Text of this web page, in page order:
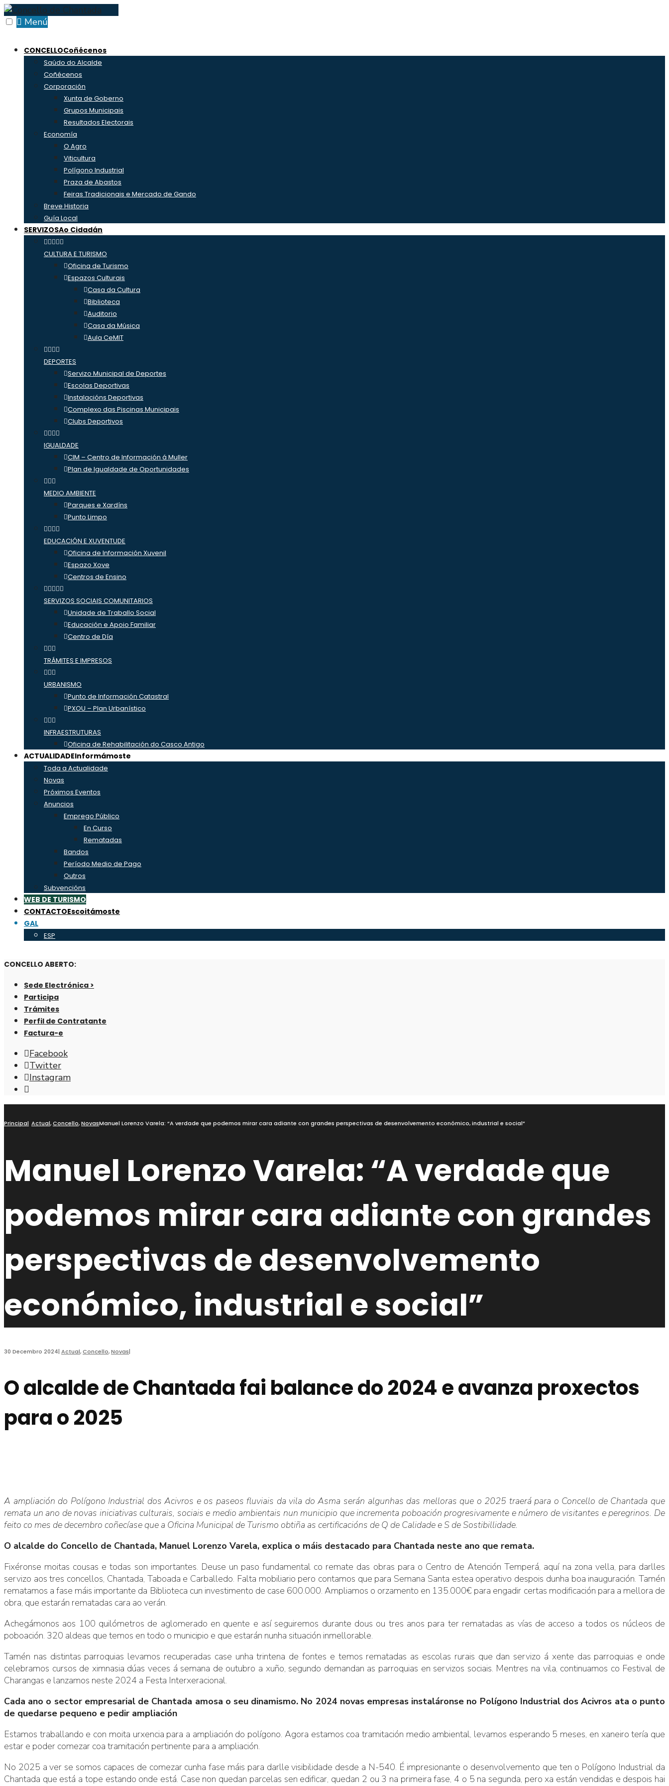
Skip
to
Menú
CONCELLOCoñécenos
Saúdo do Alcalde
Coñécenos
Corporación
Xunta de Goberno
Grupos Municipais
Resultados Electorais
Economía
O Agro
Viticultura
Polígono Industrial
Praza de Abastos
Feiras Tradicionais e Mercado de Gando
Breve Historia
Guía Local
SERVIZOSAo Cidadán
CULTURA E TURISMO
Oficina de Turismo
Espazos Culturais
Casa da Cultura
Biblioteca
Auditorio
Casa da Música
Aula CeMIT
DEPORTES
Servizo Municipal de Deportes
Escolas Deportivas
Instalacións Deportivas
Complexo das Piscinas Municipais
Clubs Deportivos
IGUALDADE
CIM – Centro de Información á Muller
Plan de Igualdade de Oportunidades
MEDIO AMBIENTE
Parques e Xardíns
Punto Limpo
EDUCACIÓN E XUVENTUDE
Oficina de Información Xuvenil
Espazo Xove
Centros de Ensino
SERVIZOS SOCIAIS COMUNITARIOS
Unidade de Traballo Social
Educación e Apoio Familiar
Centro de Día
TRÁMITES E IMPRESOS
URBANISMO
Punto de Información Catastral
PXOU – Plan Urbanístico
INFRAESTRUTURAS
Oficina de Rehabilitación do Casco Antigo
ACTUALIDADEInformámoste
Toda a Actualidade
Novas
Próximos Eventos
Anuncios
Emprego Público
En Curso
Rematadas
Bandos
Período Medio de Pago
Outros
Subvencións
WEB DE TURISMO
CONTACTOEscoitámoste
GAL
ESP
CONCELLO ABERTO:
Sede Electrónica >
Participa
Trámites
Perfil de Contratante
Factura-e
Facebook
Twitter
Instagram
busca
Principal Actual,Concello,NovasManuel Lorenzo Varela: “A verdade que podemos mirar cara adiante con grandes perspectivas de desenvolvemento económico, industrial e social”
Manuel Lorenzo Varela: “A verdade que
podemos mirar cara adiante con grandes
perspectivas de desenvolvemento
económico, industrial e social”
30 Decembro 2024| Actual,Concello,Novas|
O alcalde de Chantada fai balance do 2024 e avanza proxectos
para o 2025
A ampliación do Polígono Industrial dos Acivros e os paseos fluviais da vila do Asma serán algunhas das melloras que o 2025 traerá para o Concello de Chantada que
remata un ano de novas iniciativas culturais, sociais e medio ambientais nun municipio que incrementa poboación progresivamente e número de visitantes e peregrinos. De
feito co mes de decembro coñecíase que a Oficina Municipal de Turismo obtiña as certificacións de Q de Calidade e S de Sostibillidade.
O alcalde do Concello de Chantada, Manuel Lorenzo Varela, explica o máis destacado para Chantada neste ano que remata.
Fixéronse moitas cousas e todas son importantes. Deuse un paso fundamental co remate das obras para o Centro de Atención Temperá, aquí na zona vella, para darlles
servizo aos tres concellos, Chantada, Taboada e Carballedo. Falta mobiliario pero contamos que para Semana Santa estea operativo despois dunha boa inauguración. Tamén
rematamos a fase máis importante da Biblioteca cun investimento de case 600.000. Ampliamos o orzamento en 135.000€ para engadir certas modificación para a mellora de
obra, que estarán rematadas cara ao verán.
Achegámonos aos 100 quilómetros de aglomerado en quente e así seguiremos durante dous ou tres anos para ter rematadas as vías de acceso a todos os núcleos de
poboación. 320 aldeas que temos en todo o municipio e que estarán nunha situación inmellorable.
Tamén nas distintas parroquias levamos recuperadas case unha trintena de fontes e temos rematadas as escolas rurais que dan servizo á xente das parroquias e onde
celebramos cursos de ximnasia dúas veces á semana de outubro a xuño, segundo demandan as parroquias en servizos sociais. Mentres na vila, continuamos co Festival de
Charangas e lanzamos neste 2024 a Festa Interxeracional.
Cada ano o sector empresarial de Chantada amosa o seu dinamismo. No 2024 novas empresas instaláronse no Polígono Industrial dos Acivros ata o punto
de quedarse pequeno e pedir ampliación
Estamos traballando e con moita urxencia para a ampliación do polígono. Agora estamos coa tramitación medio ambiental, levamos esperando 5 meses, en xaneiro tería que
estar e poder comezar coa tramitación pertinente para a ampliación.
No 2025 a ver se somos capaces de comezar cunha fase máis para darlle visibilidade desde a N-540. É impresionante o desenvolvemento que ten o Polígono Industrial da
Chantada que está a tope estando onde está. Case non quedan parcelas sen edificar, quedan 2 ou 3 na primeira fase, 4 o 5 na segunda, pero xa están vendidas e despois hai